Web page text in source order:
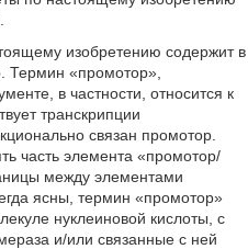
изобретению содержит в
Термин «промотор»,
в частности, относится к
транскрипции
связан промотор.
часть элемента «промотор/
между элементами
ясны, термин «промотор»
нуклеиновой кислоты, с
и/или связанные с ней